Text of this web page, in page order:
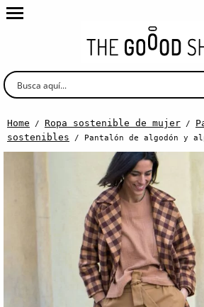
Home / Ropa sostenible de mujer /
sostenibles / Pantalón de algodón y